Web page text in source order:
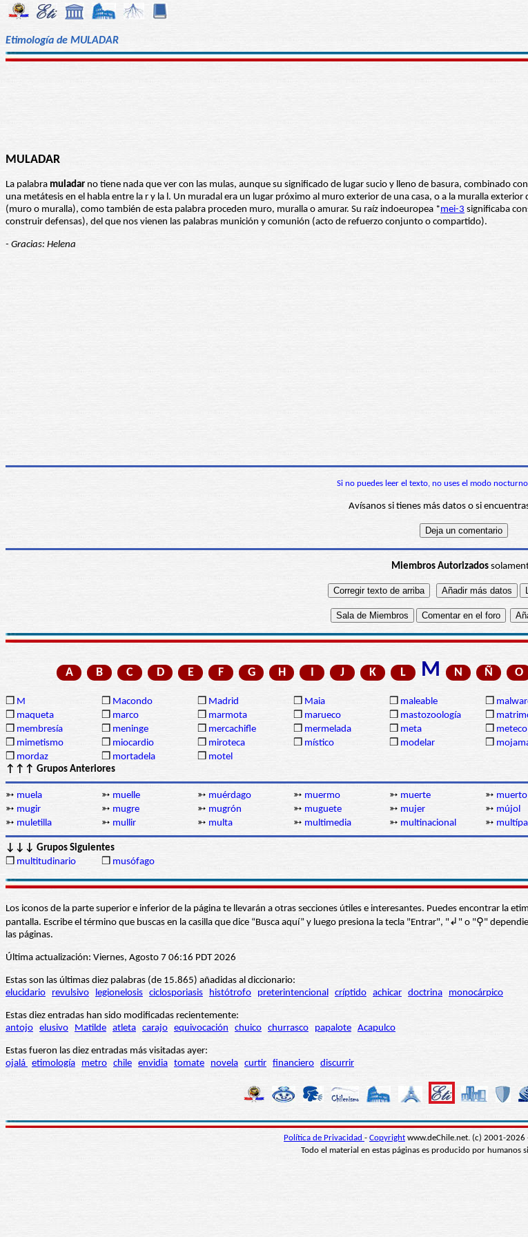
Etimología de MULADAR
MULADAR
La palabra muladar no tiene nada que ver con las mulas, aunque su significado de lugar sucio y lleno de basura, combinado
una metátesis en el habla entre la r y la l. Un muradal era un lugar próximo al muro exterior de una casa, o a la muralla
(muro o muralla), como también de esta palabra proceden muro, muralla o amurar. Su raíz indoeuropea *mei-3 significaba
construir defensas), del que nos vienen las palabras munición y comunión (acto de refuerzo conjunto o compartido).
- Gracias: Helena
Si no puedes leer el texto, no uses el modo
Avísanos si tienes más datos o si
Miembros Autorizados
A B C D E F G H I J K L M N Ñ O
❒ M ❒ Macondo ❒ Madrid ❒ Maia ❒ maleable ❒
❒ maqueta ❒ marco ❒ marmota ❒ marueco ❒ mastozoología ❒
❒ membresía ❒ meninge ❒ mercachifle ❒ mermelada ❒ meta ❒ meteco
❒ mimetismo ❒ miocardio ❒ miroteca ❒ místico ❒ modelar ❒
❒ mordaz ❒ mortadela ❒ motel
↑↑↑ Grupos Anteriores
➳ muela ➳ muelle ➳ muérdago ➳ muermo ➳ muerte ➳ muerto
➳ mugir ➳ mugre ➳ mugrón ➳ muguete ➳ mujer ➳ mújol
➳ muletilla ➳ mullir ➳ multa ➳ multimedia ➳ multinacional ➳
↓↓↓ Grupos Siguientes
❒ multitudinario ❒ musófago
Los iconos de la parte superior e inferior de la página te llevarán a otras secciones útiles e interesantes. Puedes encontrar la
pantalla. Escribe el término que buscas en la casilla que dice “Busca aquí” y luego presiona la tecla "Entrar", "↲" o "⚲"
las páginas.
Última actualización: Viernes, Agosto 7 06:16 PDT 2026
Estas son las últimas diez palabras (de 15.865) añadidas al diccionario:
elucidario
revulsivo legionelosis ciclosporiasis histótrofo preterintencional críptido achicar doctrina monocárpico
Estas diez entradas han sido modificadas recientemente:
antojo elusivo Matilde atleta carajo equivocación chuico churrasco papalote Acapulco
Estas fueron las diez entradas más visitadas ayer:
ojalá etimología metro chile envidia tomate novela curtir financiero discurrir
Política de Privacidad - Copyright www.deChile.net. (c) 2001-2026
Todo el material en estas páginas es producido por humanos